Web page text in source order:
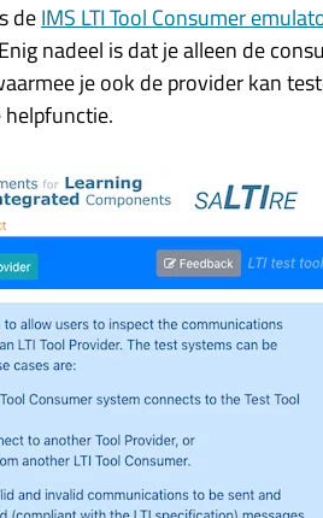
deIMS LTI Tool Consumer
nadeel is dat je alleen de
je ook de provider kan